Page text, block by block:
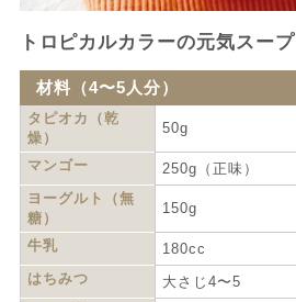
トロピカルカラーの元気スープ
材料（4〜5人分）
タピオカ（乾
燥）
50g
マンゴー
250g（正味）
ヨーグルト（無
糖）
150g
牛乳
180cc
はちみつ
大さじ4〜5